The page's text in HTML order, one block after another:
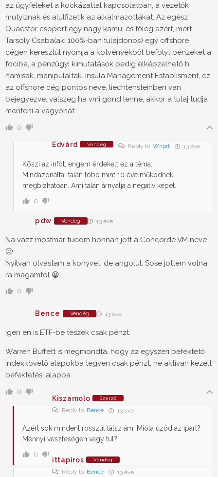
az ügyfeleket a kockázattal kapcsolatban, a vezetők
mutyiznak és alulfizetik az alkalmazottakat. Az egész
Quaestor csoport egy nagy kamu, és főleg azért, mert
Tarsoly Csaba(aki 100%-ban tulajdonos) egy offshore
cégen keresztül nyomja a kötvényekből befolyt pénzeket a
fociba, a pénzügyi kimutatások pedig elképzelhető h
hamisak, manipuláltak. Insula Management Establisment, ez
az offshore cég pontos neve, liechtensteinben van
bejegyezve, valszeg ha vmi gond lenne, akkor a tulaj tudja
menteni a vagyonát.
0
Edvárd Vendég Reply toWnprt 13 éve
Köszi az infót, engem érdekelt ez a téma.
Mindazonáltal talán több mint 10 éve működnek
megbízhatóan. Ami talán árnyalja a negatív képet.
0
pdw Vendég 13 éve
Na vazz mostmar tudom honnan jott a Concorde VM neve
🙂
Nyilvan olvastam a konyvet, de angolul. Sose jottem volna
ra magamtol 😀
0
Bence Vendég 13 éve
Igen én is ETF-be teszek csak pénzt.
Warren Buffett is megmondta, hogy az egyszeri befektető
indexkövető alapokba tegyen csak pénzt, ne aktívan kezelt
befektetési alapba.
0
Kiszamolo
Szerző
Reply to Bence 13 éve
Azért sok mindent rosszul látsz ám. Mióta űzöd az ipart?
Mennyi veszteségen vagy túl?
0
ittapiros Vendég
Reply to Bence 13 éve